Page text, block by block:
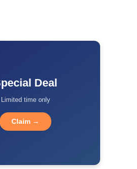
Deal
Limited time only
Claim →